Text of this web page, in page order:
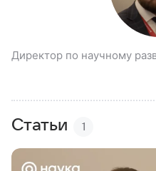
Директор по научному
Статьи 1